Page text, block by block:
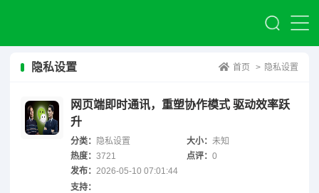
隐私设置 首页 > 隐私设置
网页端即时通讯，重塑协作模式 驱动效率跃
升
分类： 隐私设置 大小：未知
热度： 3721 点评：0
发布： 2026-05-10 07:01:44
支持：